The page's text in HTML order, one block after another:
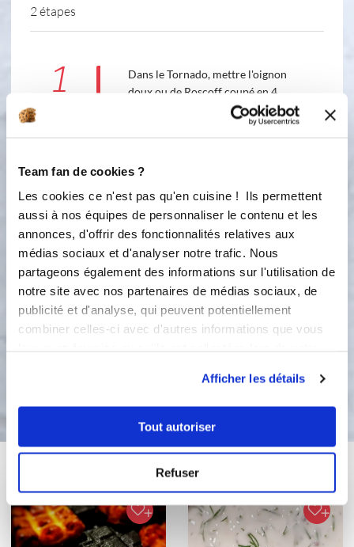
Team fan de cookies ?
Les cookies ce n'est pas qu'en cuisine ! Ils permettent
aussi à nos équipes de personnaliser le contenu et les
annonces, d'offrir des fonctionnalités relatives aux
médias sociaux et d'analyser notre trafic. Nous
partageons également des informations sur l'utilisation de
notre site avec nos partenaires de médias sociaux, de
publicité et d'analyse, qui peuvent potentiellement
combiner celles-ci avec d'autres informations que vous
Afficher les détails
Tout autoriser
Refuser
2 étapes
1
Dans le Tornado, mettre l'oignon
doux ou de Roscoff coupé en 4.
Ajouter un bouquet de persil plat
frais sans les branches (plus goûteux
fois sur la ficelle à l'aide de la poignée.
2
Ajouter le yaourt nature, la crème
légère, le sel marin aux herbes et aux
légumes et le poivre 5 baies, du
vinaigre de cidre (facultatif) ou 1 c.à.s
de jus de citron. Tirer plusieurs fois
sur la ficelle. Placer au frais jusqu'au
moment de servir.
Bon appétit !
Vous aimerez aussi ...